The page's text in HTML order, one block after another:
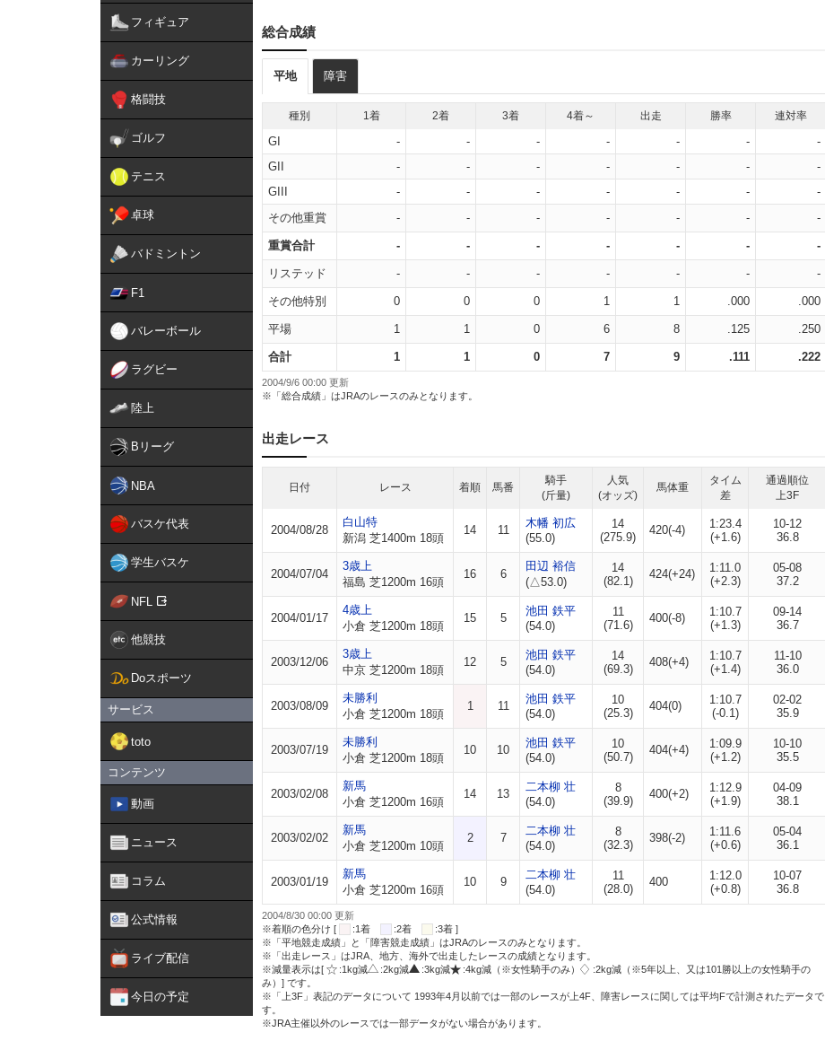
フィギュア
カーリング
格闘技
ゴルフ
テニス
卓球
バドミントン
F1
バレーボール
ラグビー
陸上
Bリーグ
NBA
バスケ代表
学生バスケ
NFL
他競技
Doスポーツ
サービス
toto
コンテンツ
動画
ニュース
コラム
公式情報
ライブ配信
今日の予定
総合成績
平地 障害
種別 1着 2着 3着 4着～ 出走 勝率 連対率
GI - - - - - -
-
GII
- - - - - -
-
GIII
- - - - - -
-
その他重賞
- - - - - - -
重賞合計 - - - - - - -
リステッド - - - - - - -
その他特別 0 0 0 1 1 .000 .000
平場 1 1 0 6 8 .125 .250
合計 1 1 0 7 9 .111 .222
2004/9/6 00:00 更新
※「総合成績」はJRAのレースのみとなります。
出走レース
日付 レース 着順 馬番
騎手
(斤量)
人気
(オッズ)
馬体重
タイム
差
通過順位
上3F
2004/08/28
白山特
新潟 芝1400m 18頭
14 11
木幡 初広
(55.0)
14
(275.9)
420(-4)
1:23.4
(+1.6)
10-12
36.8
2004/07/04
3歳上
福島 芝1200m 16頭
16 6
田辺 裕信
(△53.0)
14
(82.1)
424(+24)
1:11.0
(+2.3)
05-08
37.2
2004/01/17
4歳上
小倉 芝1200m 18頭
15 5
池田 鉄平
(54.0)
11
(71.6)
400(-8)
1:10.7
(+1.3)
09-14
36.7
2003/12/06
3歳上
中京 芝1200m 18頭
12 5
池田 鉄平
(54.0)
14
(69.3)
408(+4)
1:10.7
(+1.4)
11-10
36.0
2003/08/09
未勝利
小倉 芝1200m 18頭
1 11
池田 鉄平
(54.0)
10
(25.3)
404(0)
1:10.7
(-0.1)
02-02
35.9
2003/07/19
未勝利
小倉 芝1200m 18頭
10 10
池田 鉄平
(54.0)
10
(50.7)
404(+4)
1:09.9
(+1.2)
10-10
35.5
2003/02/08
新馬
小倉 芝1200m 16頭
14 13
二本柳 壮
(54.0)
8
(39.9)
400(+2)
1:12.9
(+1.9)
04-09
38.1
2003/02/02
新馬
小倉 芝1200m 10頭
2 7
二本柳 壮
(54.0)
8
(32.3)
398(-2)
1:11.6
(+0.6)
05-04
36.1
2003/01/19
新馬
小倉 芝1200m 16頭
10 9
二本柳 壮
(54.0)
11
(28.0)
400
1:12.0
(+0.8)
10-07
36.8
2004/8/30 00:00 更新
※着順の色分け [
:1着 :2着
:3着 ]
※「平地競走成績」と「障害競走成績」はJRAのレースのみとなります。
※「出走レース」はJRA、地方、海外で出走したレースの成績となります。
※減量表示は[
:1kg減 :2kg減 :3kg減 :4kg減（※女性騎手のみ）
:2kg減（※5年以上、又は101勝以上の女性騎手の
み）] です。
※「上3F」表記のデータについて 1993年4月以前では一部のレースが上4F、障害レースに関しては平均Fで計測されたデータで
す。
※JRA主催以外のレースでは一部データがない場合があります。